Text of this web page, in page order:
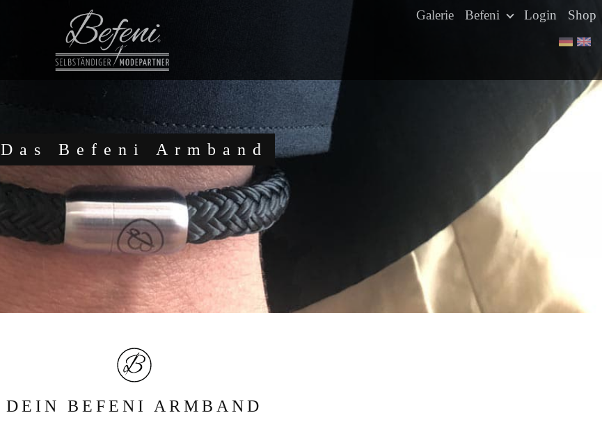
Galerie Befeni Login Shop
Das Befeni Armband
DEIN BEFENI ARMBAND